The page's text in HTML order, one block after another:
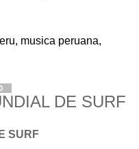
musica peruana,
DE SURF
SURF